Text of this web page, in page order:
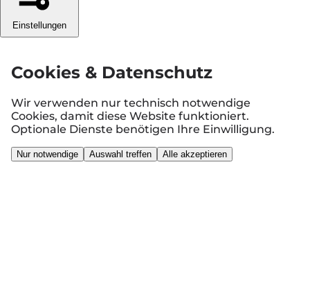
Einstellungen
Cookies & Datenschutz
Wir verwenden nur technisch notwendige
Cookies, damit diese Website funktioniert.
Optionale Dienste benötigen Ihre Einwilligung.
Nur notwendige Auswahl treffen Alle akzeptieren